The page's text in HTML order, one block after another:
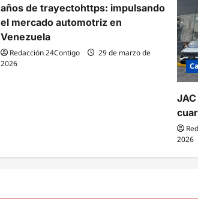
años de trayectohttps: impulsando
el mercado automotriz en
Venezuela
Redacción 24Contigo
29 de marzo de
2026
2026